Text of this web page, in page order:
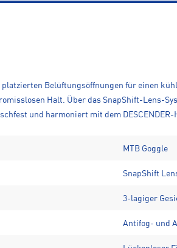
Belüftungsöffnungen für einen
Halt. Über das SnapShift-Lens-
und harmoniert mit dem DESCENDER-
MTB Goggle
SnapShift
3-lagiger
Antifog- und